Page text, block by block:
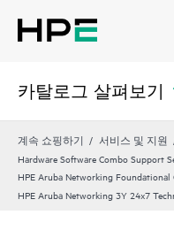
카탈로그 살펴보기
계속 쇼핑하기 서비스 및 지원
Hardware Software Combo Support
HPE Aruba Networking
HPE Aruba Networking 3Y 24x7